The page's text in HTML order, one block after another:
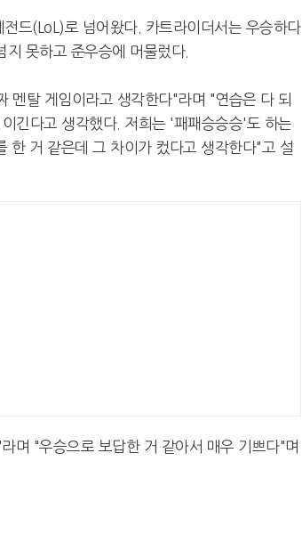
드(LoL)로 넘어왔다. 카트라이더서는 우승하다
못하고 준우승에 머물렀다.
멘탈 게임이라고 생각한다"라며 "연습은 다 되
긴다고 생각했다. 저희는 '패패승승승'도 하는
한 거 같은데 그 차이가 컸다고 생각한다"고 설
며 "우승으로 보답한 거 같아서 매우 기쁘다"며